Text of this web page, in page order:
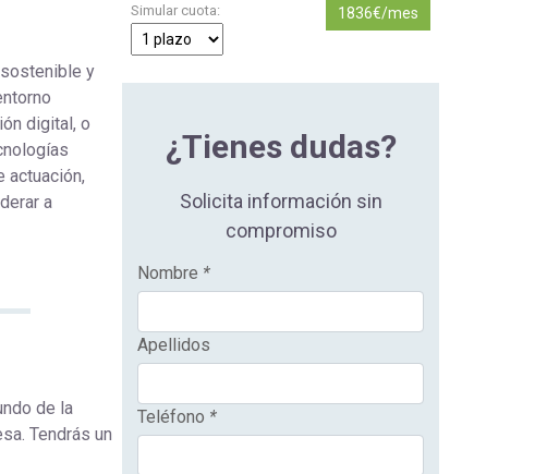
y
digital, o
actuación,
a
de la
Tendrás un
Simular cuota: 1836€/mes
¿Tienes dudas?
Solicita información sin
compromiso
Nombre *
Apellidos
Teléfono *